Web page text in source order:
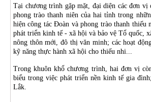
Tại chương trình gặp mặt, đại diện các đơn
phong trào thanh niên của hai tỉnh trong
hiện công tác Đoàn và phong trào thanh
phát triển kinh tế - xã hội và bảo vệ Tổ quốc,
nông thôn mới, đô thị văn minh; các hoạt
kỹ năng thực hành xã hội cho thiếu nhi...
Trong khuôn khổ chương trình, hai đơn vị
biểu trong việc phát triển nền kinh tế gia
Lắk.